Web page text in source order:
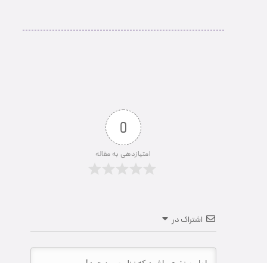
0
امتیازدهی به مقاله
اشتراک در